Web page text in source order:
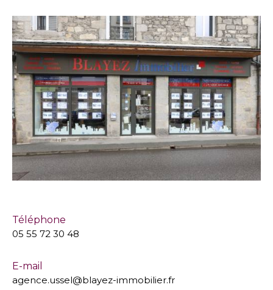
Téléphone
05 55 72 30 48
E-mail
agence.ussel@blayez-immobilier.fr